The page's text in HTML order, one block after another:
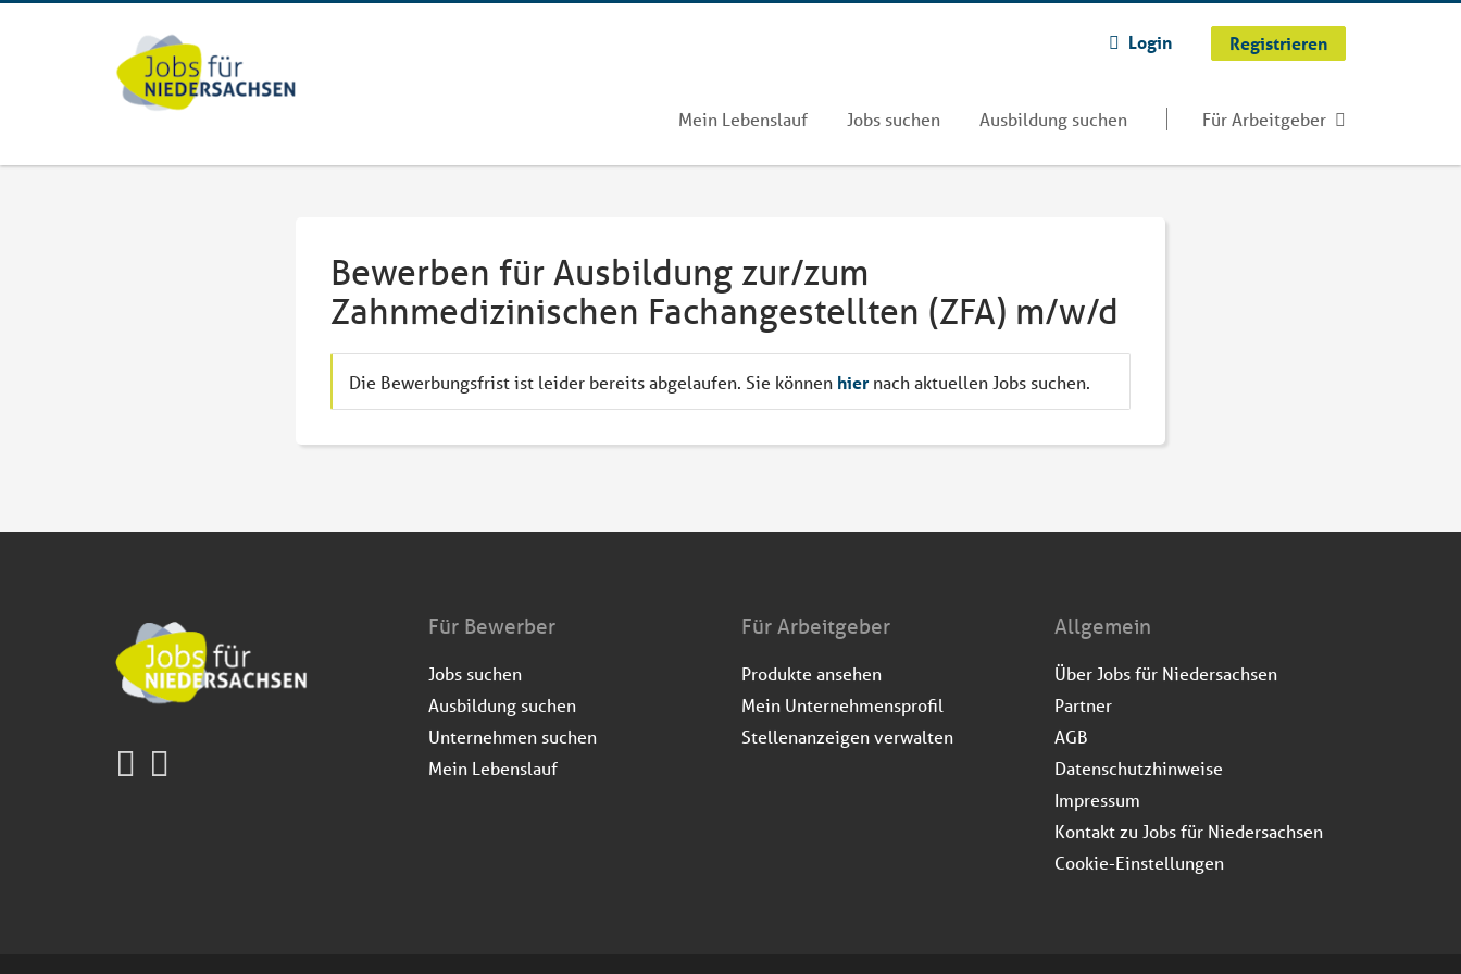
Login Registrieren
Mein Lebenslauf Jobs suchen Ausbildung suchen Für Arbeitgeber
Bewerben für Ausbildung zur/zum
Zahnmedizinischen Fachangestellten (ZFA) m/w/d
Die Bewerbungsfrist ist leider bereits abgelaufen. Sie können hiernach aktuellen Jobs suchen.
Für Bewerber
Jobs suchen
Ausbildung suchen
Unternehmen suchen
Mein Lebenslauf
Für Arbeitgeber
Produkte ansehen
Mein Unternehmensprofil
Stellenanzeigen verwalten
Allgemein
Über Jobs für Niedersachsen
Partner
AGB
Datenschutzhinweise
Impressum
Kontakt zu Jobs für Niedersachsen
Cookie-Einstellungen